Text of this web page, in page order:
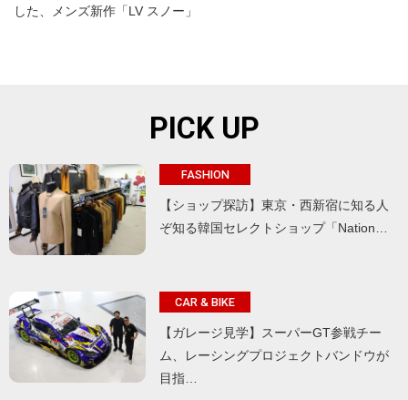
した、メンズ新作「LV スノー」
PICK UP
FASHION
【ショップ探訪】東京・西新宿に知る人
ぞ知る韓国セレクトショップ「Nation…
CAR & BIKE
【ガレージ見学】スーパーGT参戦チー
ム、レーシングプロジェクトバンドウが
目指…